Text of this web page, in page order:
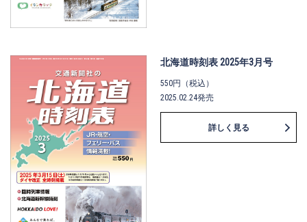
北海道時刻表 2025年3月号
550円（税込）
2025.02.24発売
詳しく見る